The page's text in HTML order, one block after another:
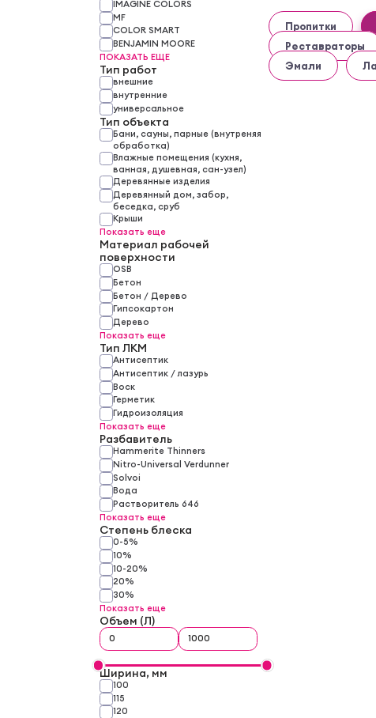
IMAGINE COLORS
MF
COLOR SMART
BENJAMIN MOORE
ПОКАЗАТЬ ЕЩЕ
Тип работ
внешние
внутренние
универсальное
Тип объекта
Бани, сауны, парные (внутреняя
обработка)
Влажные помещения (кухня,
ванная, душевная, сан-узел)
Деревянные изделия
Деревянный дом, забор,
беседка, сруб
Крыши
Показать еще
Материал рабочей
поверхности
OSB
Бетон
Бетон / Дерево
Гипсокартон
Дерево
Показать еще
Тип ЛКМ
Антисептик
Антисептик / лазурь
Воск
Герметик
Гидроизоляция
Показать еще
Разбавитель
Hammerite Thinners
Nitro-Universal Verdunner
Solvoi
Вода
Растворитель 646
Показать еще
Степень блеска
0-5%
10%
10-20%
20%
30%
Показать еще
Объем (Л)
Ширина, мм
100
115
120
Пропитки
Реставраторы
Эмали